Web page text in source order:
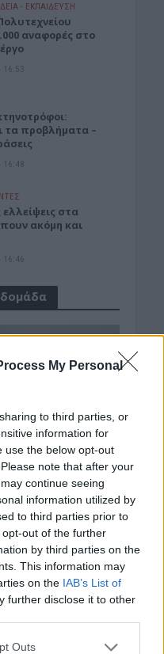
My Personal
to third parties, or
information for
use the below opt-out
note that after your
continue seeing
information utilized by
to third parties prior to
out of the further
by third parties on the
This information may
on the IAB’s List of
further disclose it to other
Outs
- ΕΚΠΑΙΔΕΥΣΗ
αναφορές στο
16:53
τα προβλήματα –
16:48
στα
ακόμη και
16:46